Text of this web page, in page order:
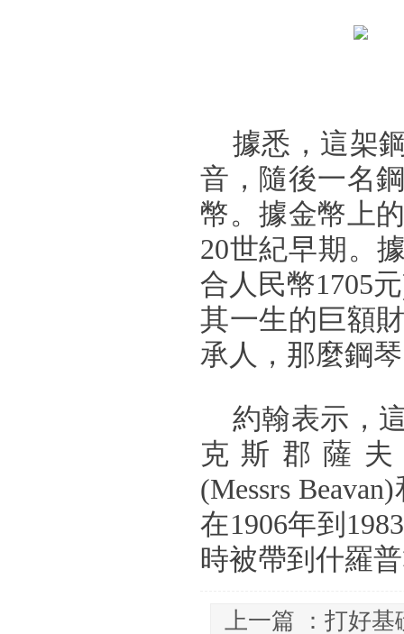
據悉，這架
音，隨後一名
幣。據金幣上
20世紀早期。
合人民幣1705
其一生的巨額
承人，那麼鋼
約翰表示，
克斯郡薩夫
(Messrs
在1906年到
時被帶到什羅
上一篇 ： 打好基